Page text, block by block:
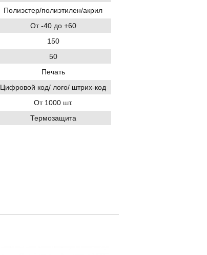
Полиэстер/полиэтилен/акрил
От -40 до +60
150
50
Печать
Цифровой код/ лого/ штрих-код
От 1000 шт.
Термозащита